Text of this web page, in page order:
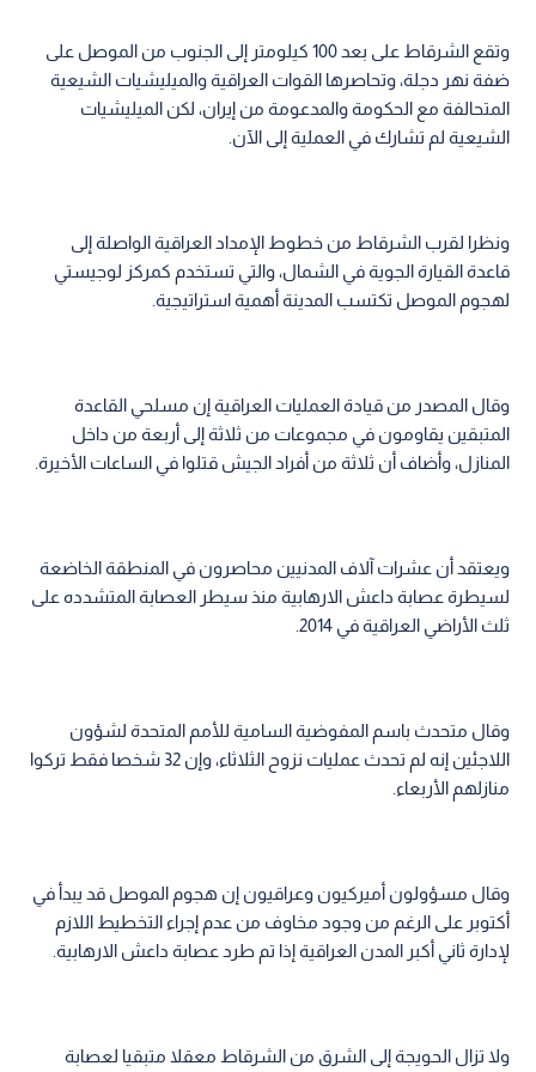
وتقع الشرقاط على بعد 100 كيلومتر إلى الجنوب من الموصل على
ضفة نهر دجلة، وتحاصرها القوات العراقية والميليشيات الشيعية
المتحالفة مع الحكومة والمدعومة من إيران، لكن الميليشيات
الشيعية لم تشارك في العملية إلى الآن.
ونظرا لقرب الشرقاط من خطوط الإمداد العراقية الواصلة إلى
قاعدة القيارة الجوية في الشمال، والتي تستخدم كمركز لوجيستي
لهجوم الموصل تكتسب المدينة أهمية استراتيجية.
وقال المصدر من قيادة العمليات العراقية إن مسلحي القاعدة
المتبقين يقاومون في مجموعات من ثلاثة إلى أربعة من داخل
المنازل، وأضاف أن ثلاثة من أفراد الجيش قتلوا في الساعات الأخيرة.
ويعتقد أن عشرات آلاف المدنيين محاصرون في المنطقة الخاضعة
لسيطرة عصابة داعش الارهابية منذ سيطر العصابة المتشدده على
ثلث الأراضي العراقية في 2014.
وقال متحدث باسم المفوضية السامية للأمم المتحدة لشؤون
اللاجئين إنه لم تحدث عمليات نزوح الثلاثاء، وإن 32 شخصا فقط تركوا
منازلهم الأربعاء.
وقال مسؤولون أميركيون وعراقيون إن هجوم الموصل قد يبدأ في
أكتوبر على الرغم من وجود مخاوف من عدم إجراء التخطيط اللازم
لإدارة ثاني أكبر المدن العراقية إذا تم طرد عصابة داعش الارهابية.
ولا تزال الحويجة إلى الشرق من الشرقاط معقلا متبقيا لعصابة